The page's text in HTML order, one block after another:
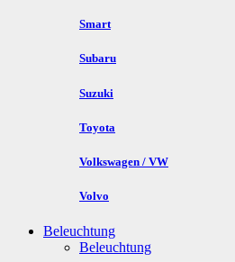
Smart
Subaru
Suzuki
Toyota
Volkswagen / VW
Volvo
Beleuchtung
Beleuchtung